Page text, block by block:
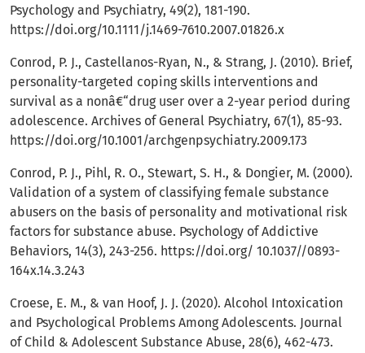
Psychology and Psychiatry, 49(2), 181-190.
https://doi.org/10.1111/j.1469-7610.2007.01826.x
Conrod, P. J., Castellanos-Ryan, N., & Strang, J. (2010). Brief,
personality-targeted coping skills interventions and
survival as a nonâ€“drug user over a 2-year period during
adolescence. Archives of General Psychiatry, 67(1), 85-93.
https://doi.org/10.1001/archgenpsychiatry.2009.173
Conrod, P. J., Pihl, R. O., Stewart, S. H., & Dongier, M. (2000).
Validation of a system of classifying female substance
abusers on the basis of personality and motivational risk
factors for substance abuse. Psychology of Addictive
Behaviors, 14(3), 243-256. https://doi.org/ 10.1037//0893-
164x.14.3.243
Croese, E. M., & van Hoof, J. J. (2020). Alcohol Intoxication
and Psychological Problems Among Adolescents. Journal
of Child & Adolescent Substance Abuse, 28(6), 462-473.